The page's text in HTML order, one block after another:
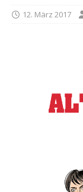
12. März 2017